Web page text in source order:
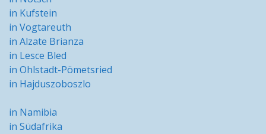
in Kufstein
in Vogtareuth
in Alzate Brianza
in Lesce Bled
in Ohlstadt-Pömetsried
in Hajduszoboszlo
in Namibia
in Südafrika